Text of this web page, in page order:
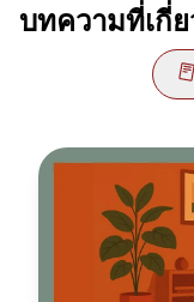
บทความที่เกี่